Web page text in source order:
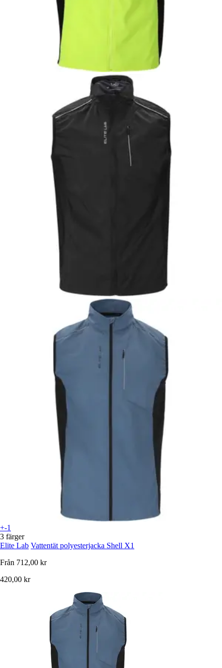
+-1
3 färger
Elite Lab Vattentät polyesterjacka Shell X1
Från 712,00 kr
420,00 kr